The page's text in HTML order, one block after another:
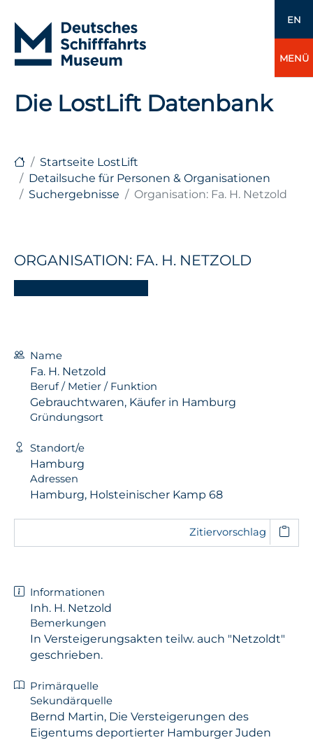
EN
MENÜ
Die LostLift Datenbank
Startseite LostLift
Detailsuche für Personen & Organisationen
Suchergebnisse
Organisation: Fa. H. Netzold
ORGANISATION: FA. H. NETZOLD
Name
Fa. H. Netzold
Beruf / Metier / Funktion
Gebrauchtwaren, Käufer in Hamburg
Gründungsort
Standort/e
Hamburg
Adressen
Hamburg, Holsteinischer Kamp 68
Zitiervorschlag
Informationen
Inh. H. Netzold
Bemerkungen
In Versteigerungsakten teilw. auch "Netzoldt"
geschrieben.
Primärquelle
Sekundärquelle
Bernd Martin, Die Versteigerungen des
Eigentums deportierter Hamburger Juden